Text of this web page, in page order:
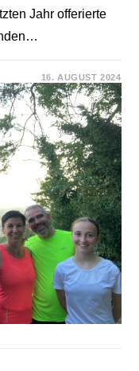
Jahr offerierte
16. AUGUST 2024